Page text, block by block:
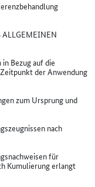
ALLGEMEINEN
Bezug auf die
der Anwendung
zum Ursprung und
nach
für
Kumulierung erlangt